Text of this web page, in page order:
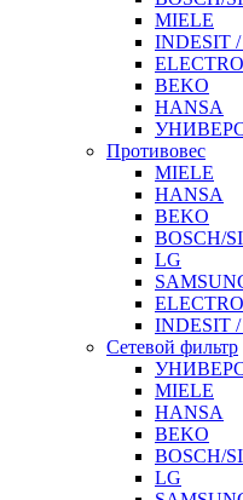
MIELE
INDESIT
BEKO
HANSA
Противовес
MIELE
HANSA
BEKO
BOSCH/
LG
INDESIT
Сетевой фильтр
MIELE
HANSA
BEKO
BOSCH/
LG